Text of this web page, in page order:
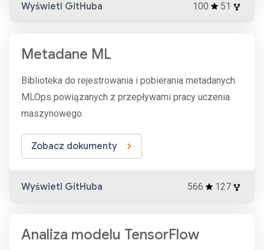
Wyświetl GitHuba 100 51
Metadane ML
Biblioteka do rejestrowania i pobierania metadanych
MLOps powiązanych z przepływami pracy uczenia
maszynowego.
Zobacz dokumenty
Wyświetl GitHuba 566 127
Analiza modelu TensorFlow